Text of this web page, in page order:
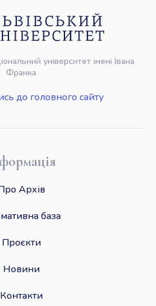
університет імені Івана
Франка
до головного сайту
Архів
база
Проєкти
Новини
Контакти